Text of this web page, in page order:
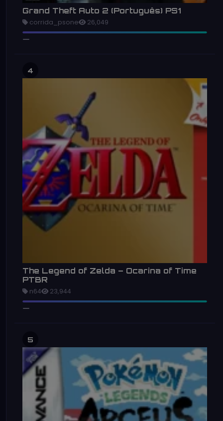
Grand Theft Auto 2 (Português) PS1
corrida_psone 26,049
4
The Legend of Zelda – Ocarina of Time
PTBR
n64 23,944
5